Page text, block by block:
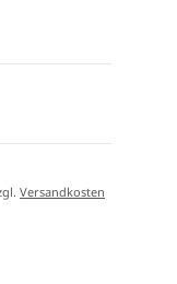
Versandkosten